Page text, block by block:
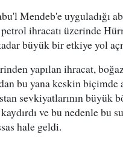
Mendeb'e uyguladığı
ihracatı üzerinde
büyük bir etkiye yol
yapılan ihracat,
bu yana keskin biçimde
sevkiyatlarının büyük
ve bu nedenle bu
hale geldi.